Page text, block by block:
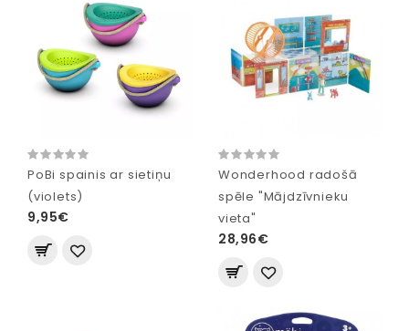
PoBi spainis ar sietiņu
(violets)
9,95€
Wonderhood radošā
spēle "Mājdzīvnieku
vieta"
28,96€